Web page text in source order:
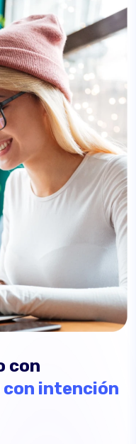
con
con intención